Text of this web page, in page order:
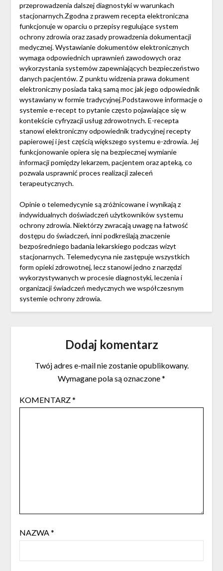
przeprowadzenia dalszej diagnostyki w warunkach
stacjonarnych.Zgodna z prawem recepta elektroniczna
funkcjonuje w oparciu o przepisy regulujące system
ochrony zdrowia oraz zasady prowadzenia dokumentacji
medycznej. Wystawianie dokumentów elektronicznych
wymaga odpowiednich uprawnień zawodowych oraz
wykorzystania systemów zapewniających bezpieczeństwo
danych pacjentów. Z punktu widzenia prawa dokument
elektroniczny posiada taką samą moc jak jego odpowiednik
wystawiany w formie tradycyjnej.Podstawowe informacje o
systemie e-recept to pytanie często pojawiające się w
kontekście cyfryzacji usług zdrowotnych. E-recepta
stanowi elektroniczny odpowiednik tradycyjnej recepty
papierowej i jest częścią większego systemu e-zdrowia. Jej
funkcjonowanie opiera się na bezpiecznej wymianie
informacji pomiędzy lekarzem, pacjentem oraz apteką, co
pozwala usprawnić proces realizacji zaleceń
terapeutycznych.
Opinie o telemedycynie są zróżnicowane i wynikają z
indywidualnych doświadczeń użytkowników systemu
ochrony zdrowia. Niektórzy zwracają uwagę na łatwość
dostępu do świadczeń, inni podkreślają znaczenie
bezpośredniego badania lekarskiego podczas wizyt
stacjonarnych. Telemedycyna nie zastępuje wszystkich
form opieki zdrowotnej, lecz stanowi jedno z narzędzi
wykorzystywanych w procesie diagnostyki, leczenia i
organizacji świadczeń medycznych we współczesnym
systemie ochrony zdrowia.
Dodaj komentarz
Twój adres e-mail nie zostanie opublikowany.
Wymagane pola są oznaczone*
KOMENTARZ*
NAZWA*